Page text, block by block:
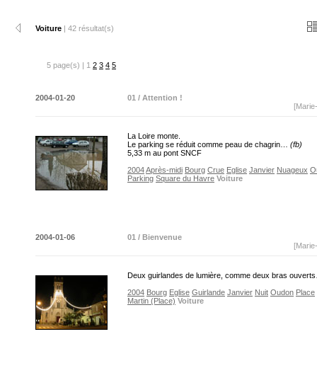
Voiture | 42 résultat(s)
5 page(s) | 1 2 3 4 5
2004-01-20
01 / Attention !
La Loire monte.
Le parking se réduit comme peau de chagrin… (fb)
5,33 m au pont SNCF
2004Après-midi Bourg Crue Eglise Janvier Nuageux
Parking Square du Havre Voiture
2004-01-06
01 / Bienvenue
Deux guirlandes de lumière, comme deux bras
2004 Bourg Eglise Guirlande Janvier Nuit Oudon Place
Martin (Place) Voiture